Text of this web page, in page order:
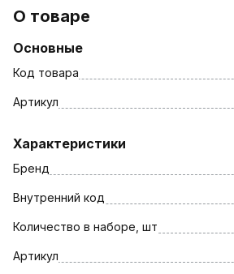
О товаре
Основные
Код товара
Артикул
Характеристики
Бренд
Внутренний код
Количество в наборе, шт
Артикул